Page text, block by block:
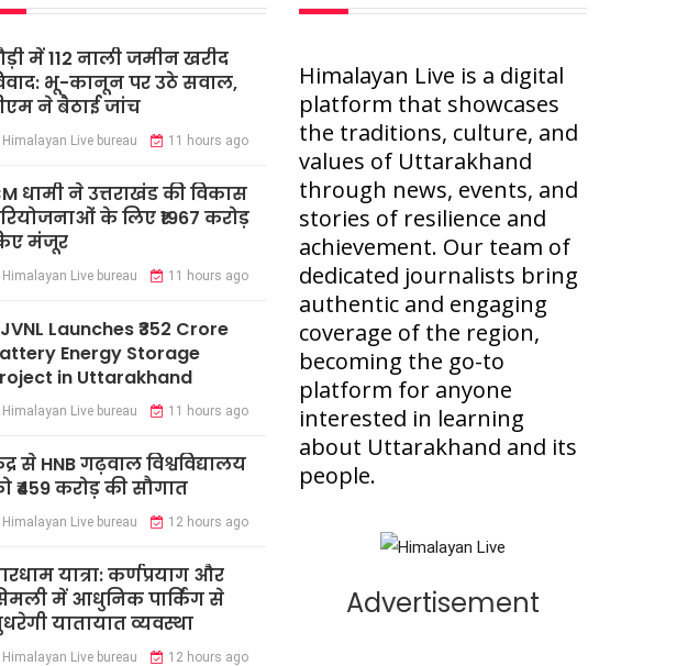
में 112 नाली जमीन खरीद
भू-कानून पर उठे सवाल,
ने बैठाई जांच
Himalayan Live bureau 11 hours ago
धामी ने उत्तराखंड की विकास
के लिए ₹1967 करोड़
मंजूर
Himalayan Live bureau 11 hours ago
Launches ₹352 Crore
Energy Storage
in Uttarakhand
Himalayan Live bureau 11 hours ago
से HNB गढ़वाल विश्वविद्यालय
₹459 करोड़ की सौगात
Himalayan Live bureau 12 hours ago
यात्रा: कर्णप्रयाग और
में आधुनिक पार्किंग से
यातायात व्यवस्था
Himalayan Live bureau 12 hours ago
Himalayan Live is a digital
platform that showcases
the traditions, culture, and
values of Uttarakhand
through news, events, and
stories of resilience and
achievement. Our team of
dedicated journalists bring
authentic and engaging
coverage of the region,
becoming the go-to
platform for anyone
interested in learning
about Uttarakhand and its
people.
Advertisement